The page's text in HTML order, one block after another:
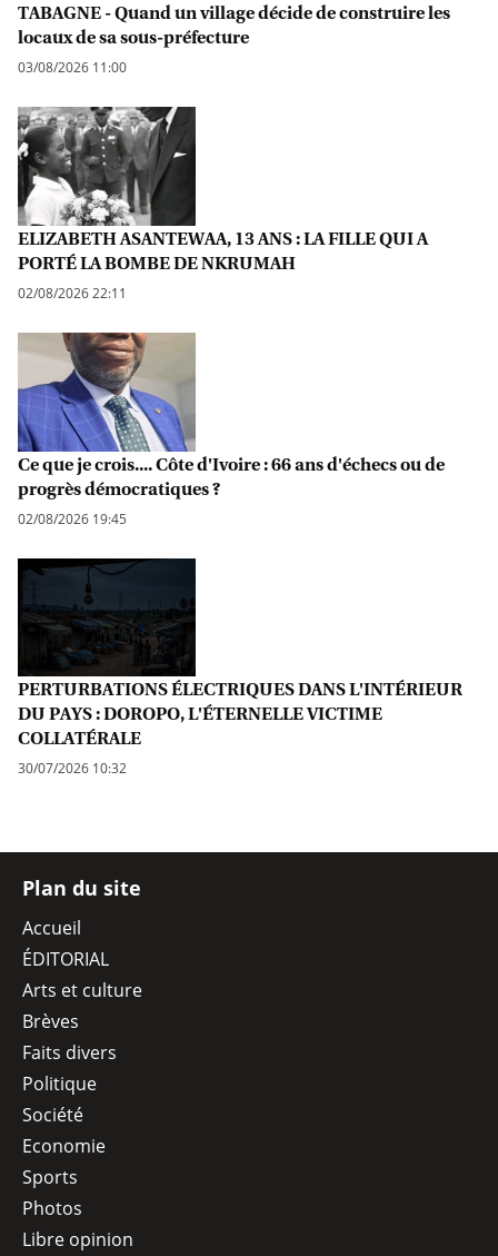
TABAGNE - Quand un village décide de construire les
locaux de sa sous-préfecture
03/08/2026 11:00
ELIZABETH ASANTEWAA, 13 ANS : LA FILLE QUI A
PORTÉ LA BOMBE DE NKRUMAH
02/08/2026 22:11
Ce que je crois.... Côte d'Ivoire : 66 ans d'échecs ou de
progrès démocratiques ?
02/08/2026 19:45
PERTURBATIONS ÉLECTRIQUES DANS L'INTÉRIEUR
DU PAYS : DOROPO, L'ÉTERNELLE VICTIME
COLLATÉRALE
30/07/2026 10:32
Plan du site
Accueil
ÉDITORIAL
Arts et culture
Brèves
Faits divers
Politique
Société
Economie
Sports
Photos
Libre opinion